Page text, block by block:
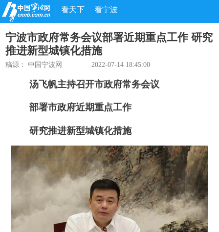
看天下 看宁波
宁波市政府常务会议部署近期重点工作 研究
推进新型城镇化措施
稿源： 中国宁波网 2022-07-14 18:45:00
汤飞帆主持召开市政府常务会议
部署市政府近期重点工作
研究推进新型城镇化措施